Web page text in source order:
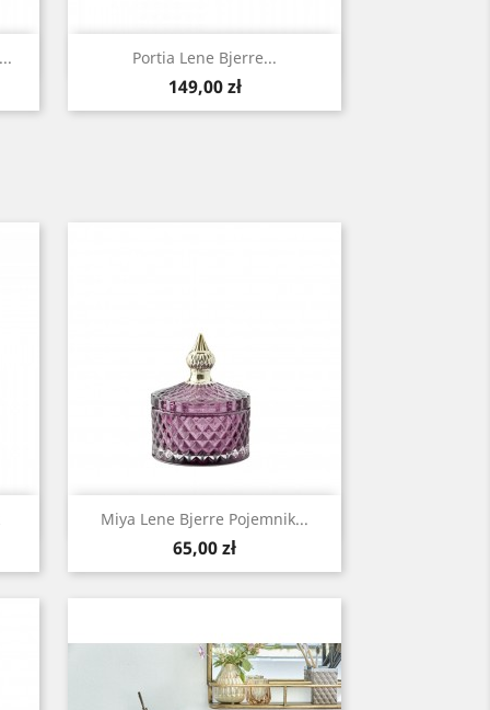
Portia Lene Bjerre...
Cena
149,00 zł
Szybki podgląd
Miya Lene Bjerre Pojemnik...
Cena
65,00 zł
Szybki podgląd